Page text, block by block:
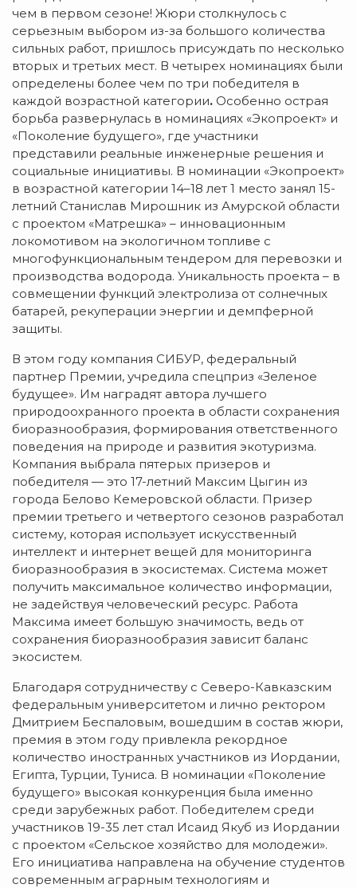
чем в первом сезоне! Жюри столкнулось с
серьезным выбором из-за большого количества
сильных работ, пришлось присуждать по несколько
вторых и третьих мест. В четырех номинациях были
определены более чем по три победителя в
каждой возрастной категории. Особенно острая
борьба развернулась в номинациях «Экопроект» и
«Поколение будущего», где участники
представили реальные инженерные решения и
социальные инициативы. В номинации «Экопроект»
в возрастной категории 14–18 лет 1 место занял 15-
летний Станислав Мирошник из Амурской области
с проектом «Матрешка» – инновационным
локомотивом на экологичном топливе с
многофункциональным тендером для перевозки и
производства водорода. Уникальность проекта – в
совмещении функций электролиза от солнечных
батарей, рекуперации энергии и демпферной
защиты.
В этом году компания СИБУР, федеральный
партнер Премии, учредила спецприз «Зеленое
будущее». Им наградят автора лучшего
природоохранного проекта в области сохранения
биоразнообразия, формирования ответственного
поведения на природе и развития экотуризма.
Компания выбрала пятерых призеров и
победителя — это 17-летний Максим Цыгин из
города Белово Кемеровской области. Призер
премии третьего и четвертого сезонов разработал
систему, которая использует искусственный
интеллект и интернет вещей для мониторинга
биоразнообразия в экосистемах. Система может
получить максимальное количество информации,
не задействуя человеческий ресурс. Работа
Максима имеет большую значимость, ведь от
сохранения биоразнообразия зависит баланс
экосистем.
Благодаря сотрудничеству с Северо-Кавказским
федеральным университетом и лично ректором
Дмитрием Беспаловым, вошедшим в состав жюри,
премия в этом году привлекла рекордное
количество иностранных участников из Иордании,
Египта, Турции, Туниса. В номинации «Поколение
будущего» высокая конкуренция была именно
среди зарубежных работ. Победителем среди
участников 19-35 лет стал Исаид Якуб из Иордании
с проектом «Сельское хозяйство для молодежи».
Его инициатива направлена на обучение студентов
современным аграрным технологиям и